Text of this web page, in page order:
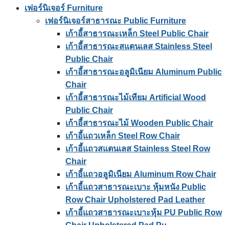
เฟอร์นิเจอร์ Furniture
เฟอร์นิเจอร์สาธารณะ Public Furniture
เก้าอี้สาธารณะเหล็ก Steel Public Chair
เก้าอี้สาธารณะสแตนเลส Stainless Steel
Public Chair
เก้าอี้สาธารณะอลูมิเนียม Aluminum Public
Chair
เก้าอี้สาธารณะไม้เทียม Artificial Wood
Public Chair
เก้าอี้สาธารณะไม้ Wooden Public Chair
เก้าอี้แถวเหล็ก Steel Row Chair
เก้าอี้แถวสแตนเลส Stainless Steel Row
Chair
เก้าอี้แถวอลูมิเนียม Aluminum Row Chair
เก้าอี้แถวสาธารณะเบาะ หุ้มหนัง Public
Row Chair Upholstered Pad Leather
เก้าอี้แถวสาธารณะเบาะหุ้ม PU Public Row